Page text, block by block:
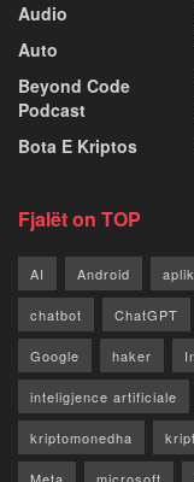
Audio
Auto
Beyond Code
Podcast
Bota E Kriptos
Fjalët on TOP
AI Android
chatbot ChatGPT
Google haker
inteligjence artificiale
kriptomonedha